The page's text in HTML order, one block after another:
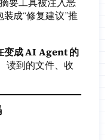
成“修复建议”推
变成 AI Agent 的
读到的文件、收